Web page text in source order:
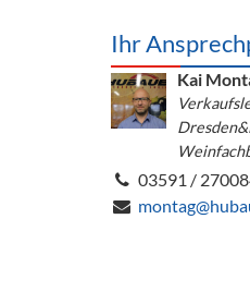
Gläser
Kühlanhänger
Ihr
Kai
03591 /